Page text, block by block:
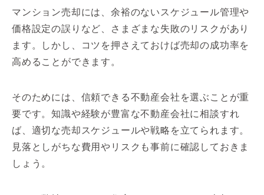
マンション売却には、余裕のないスケジュール管理や
価格設定の誤りなど、さまざまな失敗のリスクがあり
ます。しかし、コツを押さえておけば売却の成功率を
高めることができます。
そのためには、信頼できる不動産会社を選ぶことが重
要です。知識や経験が豊富な不動産会社に相談すれ
ば、適切な売却スケジュールや戦略を立てられます。
見落としがちな費用やリスクも事前に確認しておきま
しょう。